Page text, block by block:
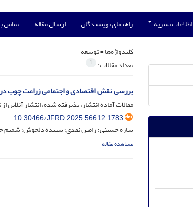
اطلاعات نشریه راهنمای نویسندگان ارسال مقاله تماس
کلیدواژه‌ها =توسعه
تعداد مقالات: 1
بررسی نقش اقتصادی و اجتماعی زراعت چوب
مقالات آماده انتشار، پذیرفته شده، انتشار آنلاین
10.30466/JFRD.2025.56612.1783
ساره حسینی؛ رامین نقدی؛ سپیده دلخوش؛ شمیم
مشاهده مقاله